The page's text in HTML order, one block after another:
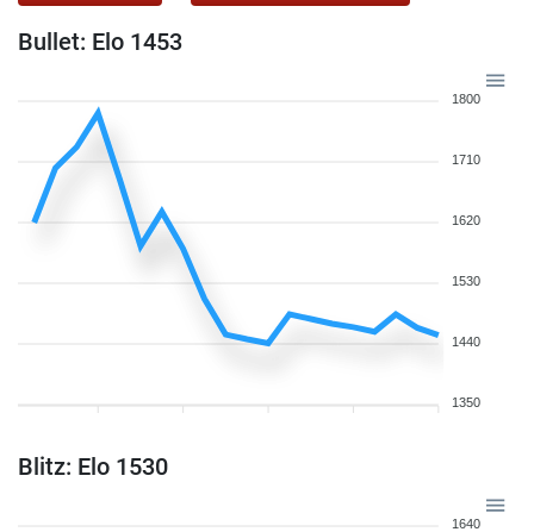
Bullet: Elo 1453
1800
1710
1620
1530
1440
1350
Blitz: Elo 1530
1640